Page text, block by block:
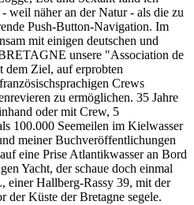
weil näher an der Natur - als die zu
Push-Button-Navigation. Im
mit einigen deutschen und
unsere "Association de
dem Ziel, auf erprobten
Crews
zu ermöglichen. 35 Jahre
oder mit Crew, 5
100.000 Seemeilen im Kielwasser
meiner Buchveröffentlichungen
eine Prise Atlantikwasser an Bord
Yacht, der schaue doch einmal
Hallberg-Rassy 39, mit der
Küste der Bretagne segele.